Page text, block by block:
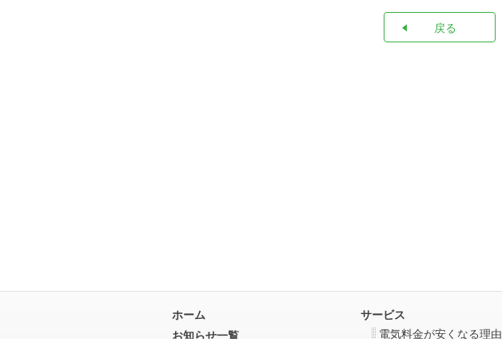
戻る
ホーム
お知らせ一覧
サービス
電気料金が安くなる理由